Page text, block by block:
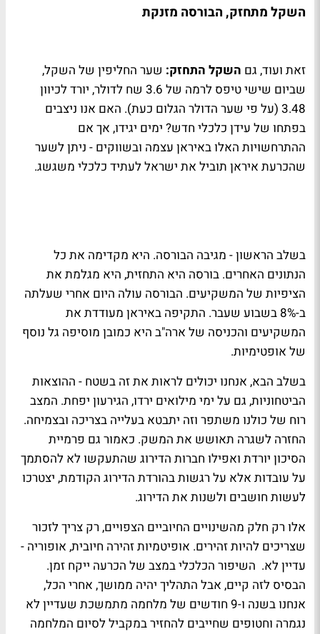
השקל מתחזק, הבורסה מזנקת
זאת ועוד, גם השקל התחזק: שער החליפין של השקל,
שביום שישי טיפס לרמה של 3.6 שח לדולר, יורד לכיוון
3.48 (על פי שער הדולר הגלום כעת). האם אנו ניצבים
בפתחו של עידן כלכלי חדש? ימים יגידו, אך אם
ההתרחשויות האלו באיראן עצמה ובשווקים - ניתן לשער
שהכרעת איראן תוביל את ישראל לעתיד כלכלי משגשג.
בשלב הראשון - מגיבה הבורסה. היא מקדימה את כל
הנתונים האחרים. בורסה היא התחזית, היא מגלמת את
הציפיות של המשקיעים. הבורסה עולה היום אחרי שעלתה
ב-8% בשבוע שעבר. התקיפה באיראן מעודדת את
המשקיעים והכניסה של ארה"ב היא כמובן מוסיפה גל נוסף
של אופטימיות.
בשלב הבא, אנחנו יכולים לראות את זה בשטח - ההוצאות
הביטחוניות, גם על ימי מילואים ירדו, הגירעון יפחת. המצב
רוח של כולנו משתפר וזה יתבטא בעלייה בצריכה ובצמיחה.
החזרה לשגרה תאושש את המשק. כאמור גם פרמיית
הסיכון יורדת ואפילו חברות הדירוג שהתעקשו לא להסתמך
על עובדות אלא על רגשות בהורדת הדירוג הקודמת, יצטרכו
לעשות חושבים ולשנות את הדירוג.
אלו רק חלק מהשינויים החיוביים הצפויים, רק צריך לזכור
שצריכים להיות זהירים. אופיטמיות זהירה חיובית, אופוריה -
עדיין לא. השיפור הכלכלי במצב של הכרעה ייקח זמן.
הבסיס לזה קיים, אבל התהליך יהיה ממושך, אחרי הכל,
אנחנו בשנה ו-9 חודשים של מלחמה מתמשכת שעדיין לא
נגמרה וחטופים שחייבים להחזיר במקביל לסיום המלחמה